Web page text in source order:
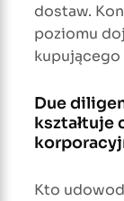
dostaw.
poziomu
kupującego
Due
kształtuje
Kto